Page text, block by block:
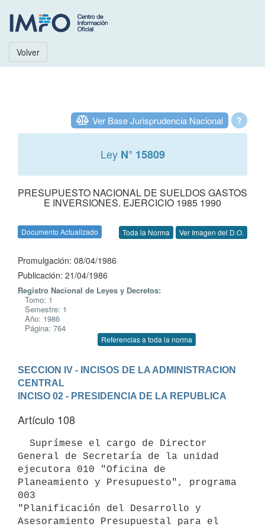
Volver
?
Ver Base Jurisprudencia Nacional
Ley N° 15809
PRESUPUESTO NACIONAL DE SUELDOS GASTOS
E INVERSIONES. EJERCICIO 1985 1990
Documento Actualizado Toda la Norma Ver Imagen del D.O.
Promulgación: 08/04/1986
Publicación: 21/04/1986
Registro Nacional de Leyes y Decretos:
Tomo: 1
Semestre: 1
Año: 1986
Página: 764
Referencias a toda la norma
SECCION IV - INCISOS DE LA ADMINISTRACION
CENTRAL
INCISO 02 - PRESIDENCIA DE LA REPUBLICA
Artículo 108
General de Secretaría de la unidad
ejecutora 010 "Oficina de
Planeamiento y Presupuesto", programa
003
"Planificación del Desarrollo y
Asesoramiento Presupuestal para el